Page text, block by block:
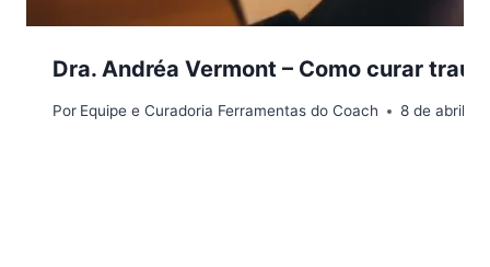
Dra. Andréa Vermont – Como curar
Por Equipe e Curadoria Ferramentas do Coach 8 de abril